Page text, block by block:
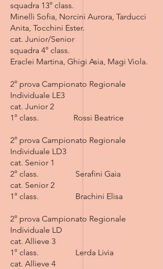
squadra 13° class.
Minelli Sofia, Norcini Aurora, Tarducci
Anita, Tocchini Ester.
cat. Junior/Senior
squadra 4° class.
Eraclei Martina, Ghigi Asia, Magi Viola.
2° prova Campionato Regionale
Individuale LE3
cat. Junior 2
1° class. Rossi Beatrice
2° prova Campionato Regionale
Individuale LD3
cat. Senior 1
2° class. Serafini Gaia
cat. Senior 2
1° class. Brachini Elisa
2° prova Campionato Regionale
Individuale LD
cat. Allieve 3
1° class. Lerda Livia
cat. Allieve 4